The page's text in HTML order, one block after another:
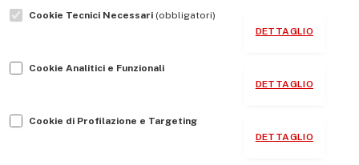
Indirizzo Socio Politico Culturale
Guida per le autrici e gli autori
Cookie Tecnici Necessari (obbligatori)
DETTAGLIO
Cookie Analitici e Funzionali
DETTAGLIO
Cookie di Profilazione e Targeting
DETTAGLIO